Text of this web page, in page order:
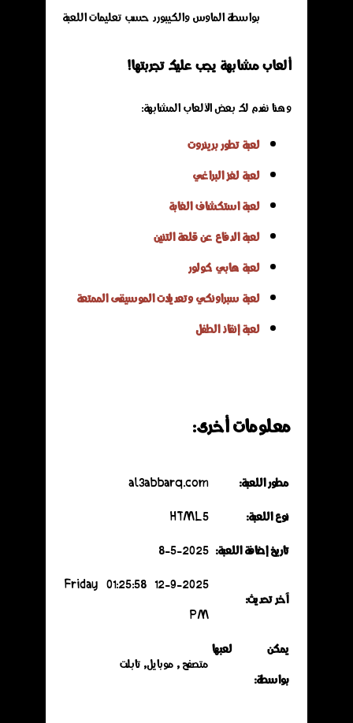
بواسطة الماوس والكيبورد حسب تعليمات اللعبة
ألعاب مشابهة يجب عليك تجربتها!
وهنا نفدم لك بعض الألعاب المشابهة:
لعبة تطور برينروت
لعبة لغز البراغي
لعبة استكشاف الغابة
لعبة الدفاع عن قلعة التنين
لعبة هابي كولور
لعبة سبراونكي وتعديلات الموسيقى الممتعة
لعبة إنقاذ الطفل
معلومات أخرى:
مطور اللعبة:
al3abbarq.com
نوع اللعبة:
HTML5
تاريخ إضافة اللعبة: 8-5-2025
آخر تحديث:
12-9-2025 Friday 01:25:58
PM
يمكن لعبها
بواسطة:
متصفح , موبايل, تابلت